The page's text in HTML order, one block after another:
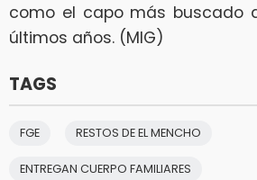
como el capo más buscado
últimos años. (MIG)
TAGS
FGE RESTOS DE EL MENCHO
ENTREGAN CUERPO FAMILIARES